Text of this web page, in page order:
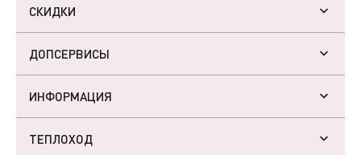
СКИДКИ
ДОПСЕРВИСЫ
ИНФОРМАЦИЯ
ТЕПЛОХОД